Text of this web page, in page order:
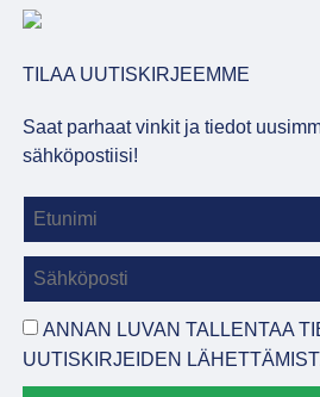
TILAA UUTISKIRJEEMME
Saat parhaat vinkit ja tiedot
sähköpostiisi!
ANNAN LUVAN TALLENTAA
UUTISKIRJEIDEN